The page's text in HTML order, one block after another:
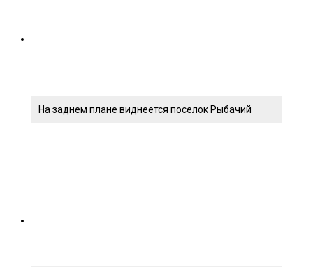
На заднем плане виднеется поселок Рыбачий